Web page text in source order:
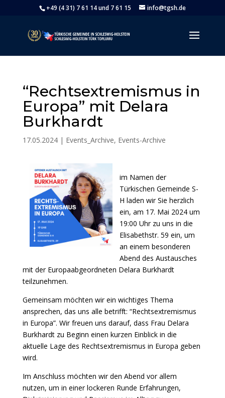
+49 (4 31) 7 61 14 und 7 61 15 info@tgsh.de
“Rechtsextremismus in
Europa” mit Delara
Burkhardt
17.05.2024| Events_Archive, Events-Archive
im Namen der
Türkischen Gemeinde S-
H laden wir Sie herzlich
ein, am 17. Mai 2024 um
19:00 Uhr zu uns in die
Elisabethstr. 59 ein, um
an einem besonderen
Abend des Austausches
mit der Europaabgeordneten Delara Burkhardt
teilzunehmen.
Gemeinsam möchten wir ein wichtiges Thema
ansprechen, das uns alle betrifft: “Rechtsextremismus
in Europa”. Wir freuen uns darauf, dass Frau Delara
Burkhardt zu Beginn einen kurzen Einblick in die
aktuelle Lage des Rechtsextremismus in Europa geben
wird.
Im Anschluss möchten wir den Abend vor allem
nutzen, um in einer lockeren Runde Erfahrungen,